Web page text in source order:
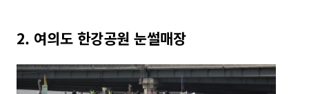
2. 여의도 한강공원 눈썰매장